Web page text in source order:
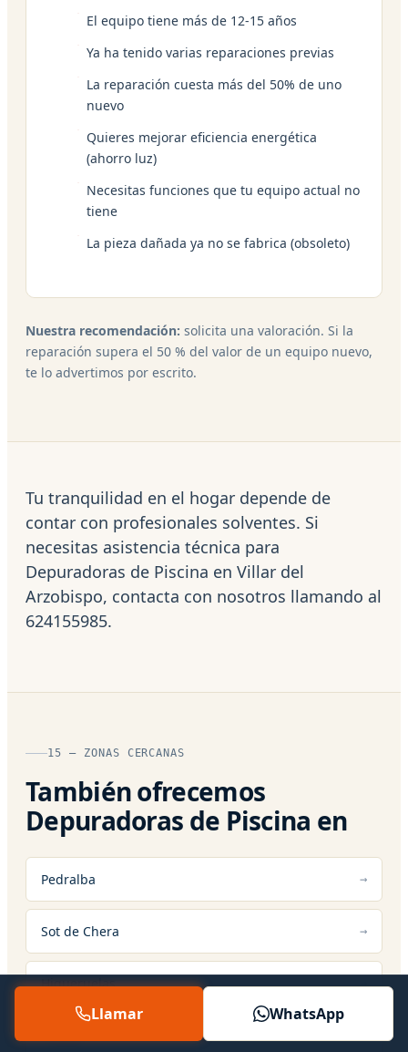
El equipo tiene más de 12-15 años
Ya ha tenido varias reparaciones previas
La reparación cuesta más del 50% de uno
nuevo
Quieres mejorar eficiencia energética
(ahorro luz)
Necesitas funciones que tu equipo actual no
tiene
La pieza dañada ya no se fabrica (obsoleto)
Nuestra recomendación: solicita una valoración. Si la
reparación supera el 50 % del valor de un equipo nuevo,
te lo advertimos por escrito.
Tu tranquilidad en el hogar depende de
contar con profesionales solventes. Si
necesitas asistencia técnica para
Depuradoras de Piscina en Villar del
Arzobispo, contacta con nosotros llamando al
624155985.
15 — ZONAS CERCANAS
También ofrecemos
Depuradoras de Piscina en
Pedralba
Sot de Chera
Higueruelas
Llamar WhatsApp